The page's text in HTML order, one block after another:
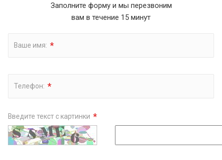
Заполните форму и мы перезвоним
вам в течение 15 минут
Ваше имя: *
Телефон: *
Введите текст с картинки *